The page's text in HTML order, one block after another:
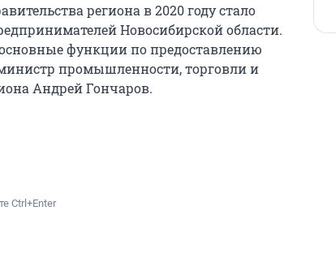
региона в 2020 году стало
Новосибирской области.
функции по предоставлению
промышленности, торговли и
Андрей Гончаров.
Ctrl+Enter